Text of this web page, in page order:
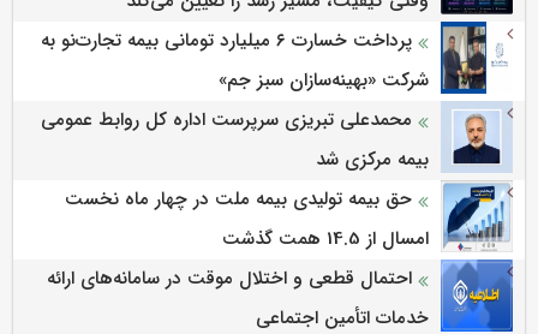
پرداخت خسارت ۶ میلیارد تومانی بیمه تجارت‌نو به
شرکت «بهینه‌سازان سبز جم»
محمدعلی تبریزی سرپرست اداره كل روابط عمومی
بیمه مركزی شد
حق بیمه تولیدی بیمه ملت در چهار ماه نخست
امسال از 14.5 همت گذشت
احتمال قطعی و اختلال موقت در سامانه‌های ارائه
خدمات اتأمین اجتماعی